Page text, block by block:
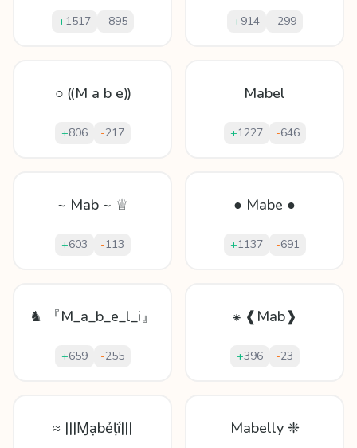
+1517 -895 +914 -299
○ ⸨M a b e⸩
+806 -217
Mabel
+1227 -646
~ Mab ~ ♕
+603 -113
● Mabe ●
+1137 -691
♞ 『M_a_b_e_l_i』
+659 -255
⁕ ❰Mab❱
+396 -23
≈ |||Ɱạbẻḷḯ||| Mabelly ❈